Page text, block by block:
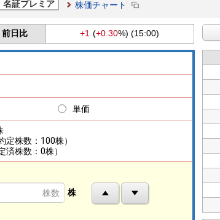
名証プレミア 株価チャート
前日比 +1 (+0.30%) (15:00)
単価
定株数：100株）
済株数：0株）
株